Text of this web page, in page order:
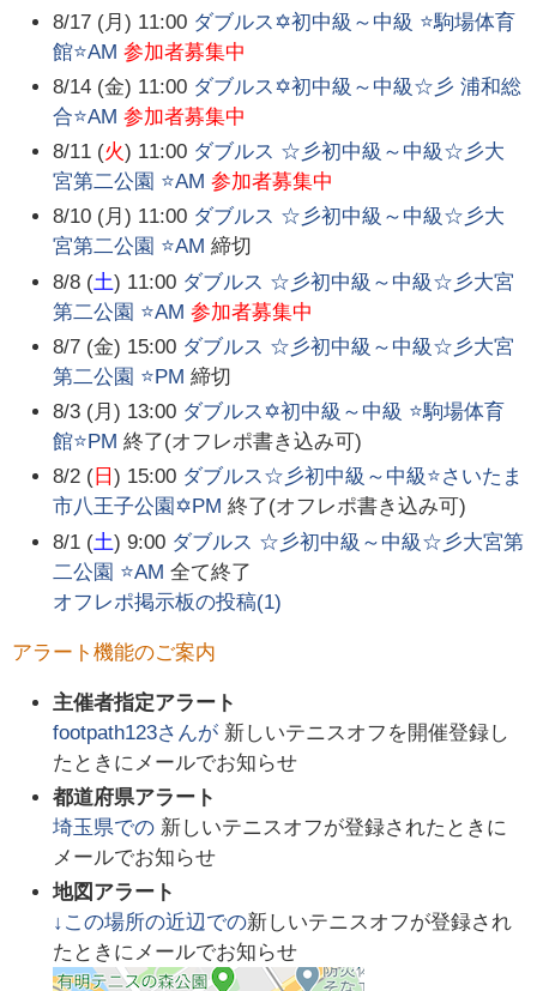
8/17 (月) 11:00 ダブルス✡️初中級～中級 ⭐駒場体育
館⭐AM 参加者募集中
8/14 (金) 11:00 ダブルス✡️初中級～中級☆彡 浦和総
合⭐AM 参加者募集中
8/11 (火) 11:00 ダブルス ☆彡初中級～中級☆彡大
宮第二公園 ⭐AM 参加者募集中
8/10 (月) 11:00 ダブルス ☆彡初中級～中級☆彡大
宮第二公園 ⭐AM 締切
8/8 (土) 11:00 ダブルス ☆彡初中級～中級☆彡大宮
第二公園 ⭐AM 参加者募集中
8/7 (金) 15:00 ダブルス ☆彡初中級～中級☆彡大宮
第二公園 ⭐PM 締切
8/3 (月) 13:00 ダブルス✡️初中級～中級 ⭐駒場体育
館⭐PM 終了(オフレポ書き込み可)
8/2 ( 日) 15:00 ダブルス☆彡初中級～中級⭐さいたま
市八王子公園✡️PM 終了(オフレポ書き込み可)
8/1 (土) 9:00 ダブルス ☆彡初中級～中級☆彡大宮第
二公園 ⭐AM 全て終了
オフレポ掲示板の投稿(1)
アラート機能のご案内
主催者指定アラート
footpath123さんが 新しいテニスオフを開催登録し
たときにメールでお知らせ
都道府県アラート
埼玉県での 新しいテニスオフが登録されたときに
メールでお知らせ
地図アラート
↓この場所の近辺での新しいテニスオフが登録され
たときにメールでお知らせ